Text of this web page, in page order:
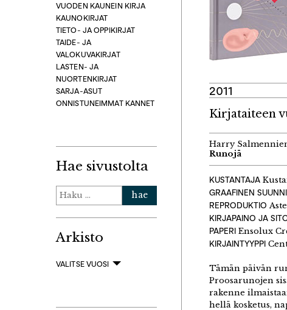
VUODEN KAUNEIN KIRJA
KAUNOKIRJAT
TIETO- JA OPPIKIRJAT
TAIDE- JA
VALOKUVAKIRJAT
LASTEN- JA
NUORTENKIRJAT
SARJA-ASUT
ONNISTUNEIMMAT KANNET
Hae sivustolta
Haku:
Arkisto
VALITSE VUOSI
2011
Kirjataiteen
Harry
Runojä
KUSTANTAJA
GRAAFINEN
REPRODUKTIO
KIRJAPAINO JA
PAPERI Ensolux
KIRJAINTYYPPI
Tämän päivän
Proosarunojen
rakenne
hellä kosketus,